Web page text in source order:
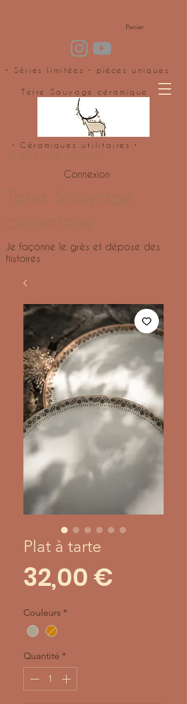
Panier
• Céramiques utilitaires •
Terre Sauvage
céramique
Faustine Cayol
Connexion
Terre Sauvage céramique
Je façonne le grès et dépose des
histoires
• Séries limitées • pièces uniques
Plat à tarte
32,00 €
Couleurs *
Quantité *